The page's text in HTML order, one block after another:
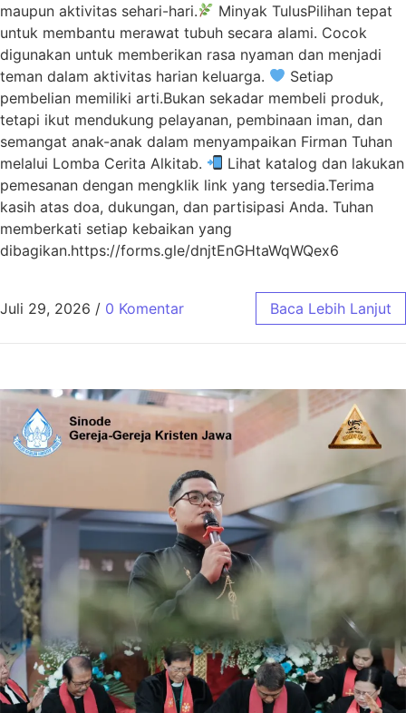
maupun aktivitas sehari-hari.
Minyak TulusPilihan tepat
untuk membantu merawat tubuh secara alami. Cocok
digunakan untuk memberikan rasa nyaman dan menjadi
teman dalam aktivitas harian keluarga.
Setiap
pembelian memiliki arti.Bukan sekadar membeli produk,
tetapi ikut mendukung pelayanan, pembinaan iman, dan
semangat anak-anak dalam menyampaikan Firman Tuhan
melalui Lomba Cerita Alkitab.
Lihat katalog dan lakukan
pemesanan dengan mengklik link yang tersedia.Terima
kasih atas doa, dukungan, dan partisipasi Anda. Tuhan
memberkati setiap kebaikan yang
dibagikan.https://forms.gle/dnjtEnGHtaWqWQex6
Juli 29, 2026 / 0 Komentar Baca Lebih Lanjut